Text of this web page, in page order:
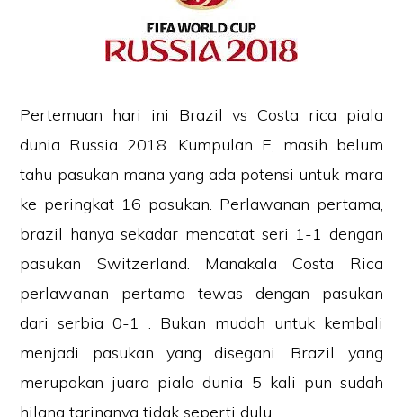
Pertemuan hari ini Brazil vs Costa rica piala
dunia Russia 2018. Kumpulan E, masih belum
tahu pasukan mana yang ada potensi untuk mara
ke peringkat 16 pasukan. Perlawanan pertama,
brazil hanya sekadar mencatat seri 1-1 dengan
pasukan Switzerland. Manakala Costa Rica
perlawanan pertama tewas dengan pasukan
dari serbia 0-1 . Bukan mudah untuk kembali
menjadi pasukan yang disegani. Brazil yang
merupakan juara piala dunia 5 kali pun sudah
hilang taringnya tidak seperti dulu.